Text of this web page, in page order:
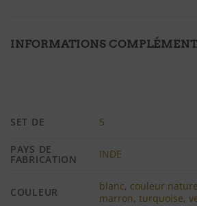
INFORMATIONS
SET DE 5
PAYS DE
FABRICATION INDE
COULEUR blanc, couleur
marron,turquoise,